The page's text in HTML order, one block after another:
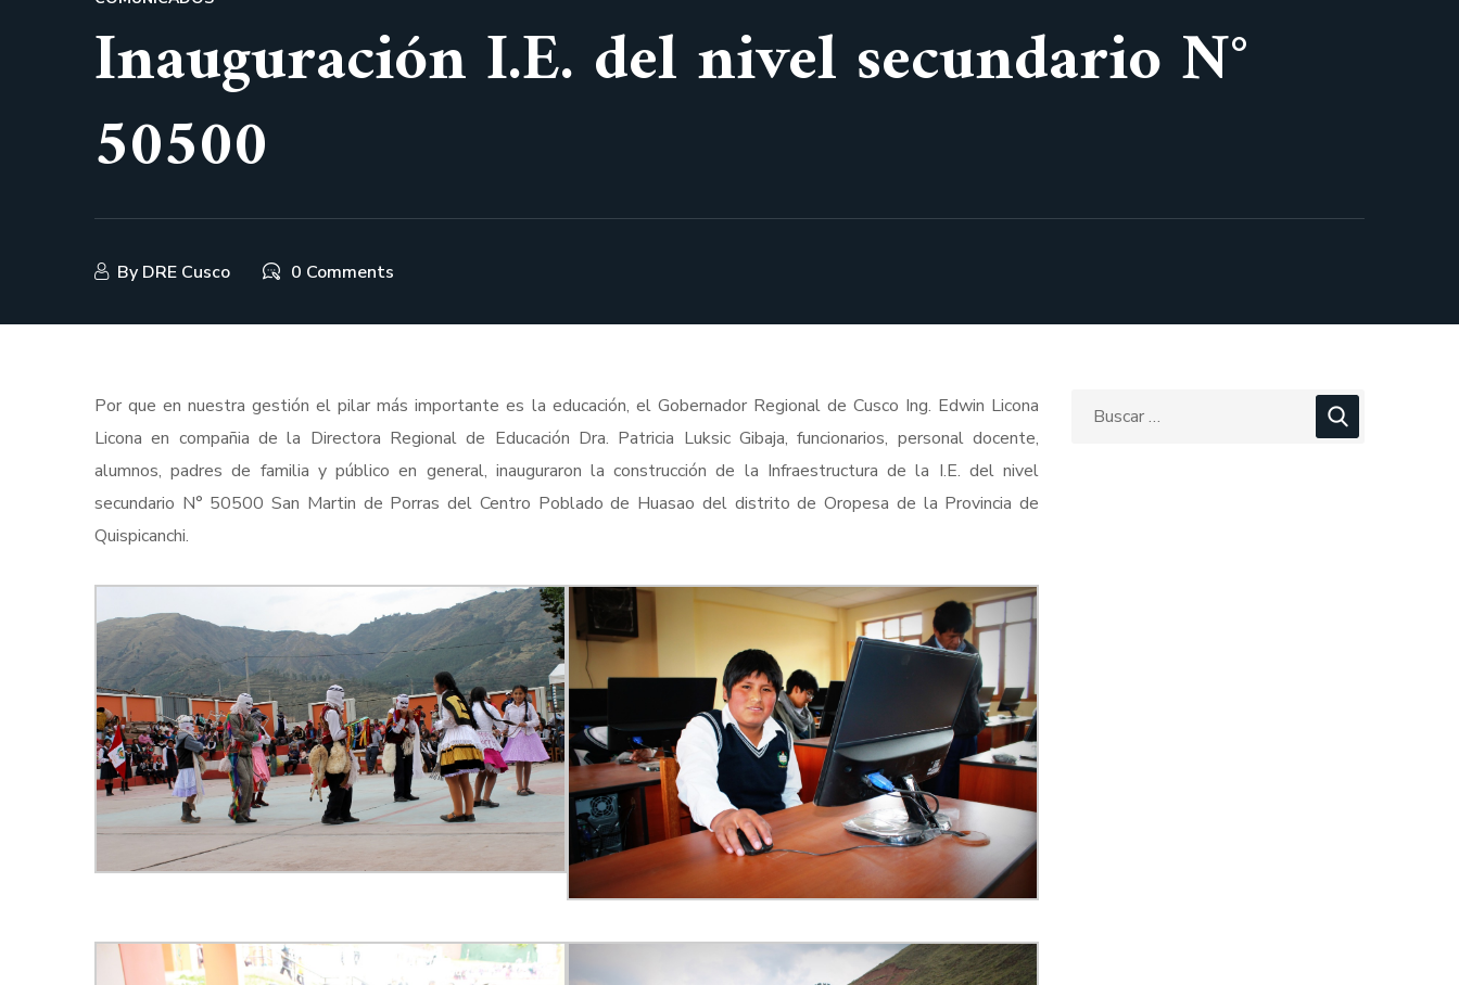
Inauguración I.E. del nivel secundario N°
50500
By DRE Cusco 0 Comments
Por que en nuestra gestión el pilar más importante es la educación, el Gobernador Regional de Cusco Ing. Edwin Licona
Licona en compañia de la Directora Regional de Educación Dra. Patricia Luksic Gibaja, funcionarios, personal docente,
alumnos, padres de familia y público en general, inauguraron la construcción de la Infraestructura de la I.E. del nivel
secundario N° 50500 San Martin de Porras del Centro Poblado de Huasao del distrito de Oropesa de la Provincia de
Quispicanchi.